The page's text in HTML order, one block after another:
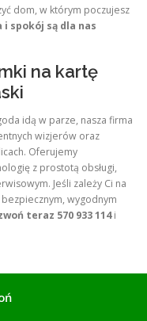
dom, w którym poczujesz
i spokój są dla nas
na kartę
idą w parze, nasza firma
wizjerów oraz
Oferujemy
z prostotą obsługi,
Jeśli zależy Ci na
wygodnym
teraz 570 933 114i
na telefon oraz